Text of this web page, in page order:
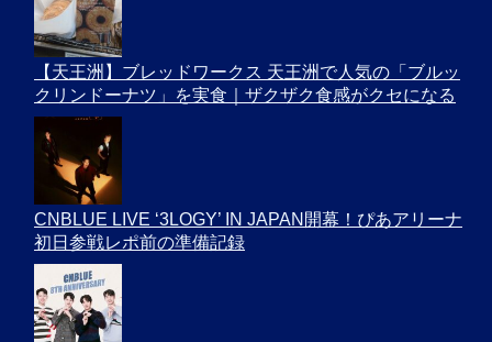
【天王洲】ブレッドワークス 天王洲で人気の「ブルッ
クリンドーナツ」を実食｜ザクザク食感がクセになる
CNBLUE LIVE ‘3LOGY’ IN JAPAN開幕！ぴあアリーナ
初日参戦レポ前の準備記録